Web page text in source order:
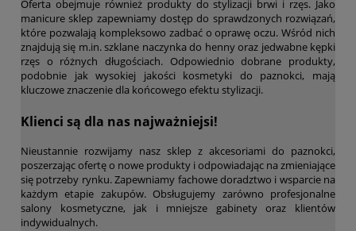
Oferta obejmuje również produkty do stylizacji brwi i rzęs. Jako
manicure sklep zapewniamy dostęp do sprawdzonych rozwiązań,
które pozwalają kompleksowo zadbać o oprawę oczu. Wśród nich
znajdują się m.in. szklane naczynka do henny oraz jedwabne kępki
rzęs o różnych długościach. Odpowiednio dobrane produkty,
podobnie jak wysokiej jakości kosmetyki do paznokci, mają
kluczowe znaczenie dla końcowego efektu stylizacji.
Klienci są dla nas najważniejsi!
Nieustannie rozwijamy nasz sklep z akcesoriami do paznokci,
poszerzając ofertę o nowe produkty i odpowiadając na zmieniające
się potrzeby rynku. Zapewniamy fachowe doradztwo i wsparcie na
każdym etapie zakupów. Obsługujemy zarówno profesjonalne
salony kosmetyczne, jak i mniejsze gabinety oraz klientów
indywidualnych.